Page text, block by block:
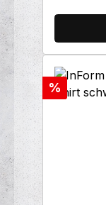
Rabatt
%